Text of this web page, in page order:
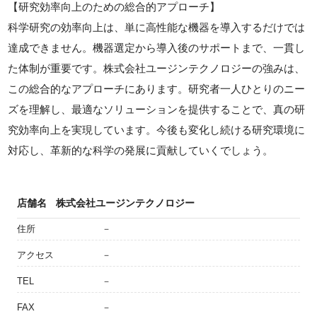
【研究効率向上のための総合的アプローチ】
科学研究の効率向上は、単に高性能な機器を導入するだけでは
達成できません。機器選定から導入後のサポートまで、一貫し
た体制が重要です。株式会社ユージンテクノロジーの強みは、
この総合的なアプローチにあります。研究者一人ひとりのニー
ズを理解し、最適なソリューションを提供することで、真の研
究効率向上を実現しています。今後も変化し続ける研究環境に
対応し、革新的な科学の発展に貢献していくでしょう。
店舗名 株式会社ユージンテクノロジー
住所 －
アクセス －
TEL －
FAX －